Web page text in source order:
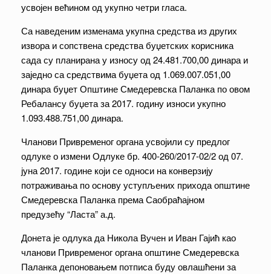
усвојен већином од укупно четри гласа.
Са наведеним изменама укупна средства из других
извора и сопствена средства буџетских корисника
сада су планирана у износу од 24.481.700,00 динара и
заједно са средствима буџета од 1.069.007.051,00
динара буџет Општине Смедеревска Паланка по овом
Ребалансу буџета за 2017. годину износи укупно
1.093.488.751,00 динара.
Чланови Привременог органа усвојили су предлог
одлуке о измени Одлуке бр. 400-260/2017-02/2 од 07.
јуна 2017. године који се односи на конверзију
потраживања по основу уступљених прихода општине
Смедеревска Паланка према Саобраћајном
предузећу “Ласта” а.д.
Донета је одлука да Никола Вучен и Иван Гајић као
чланови Привременог органа општине Смедеревска
Паланка депоновањем потписа буду овлашћени за